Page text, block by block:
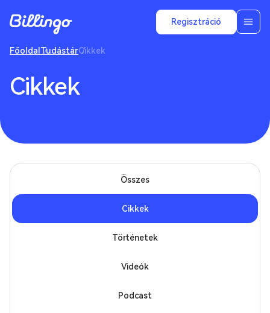
Regisztráció
Főoldal TudástárCikkek
Cikkek
Összes
Cikkek
Történetek
Videók
Podcast